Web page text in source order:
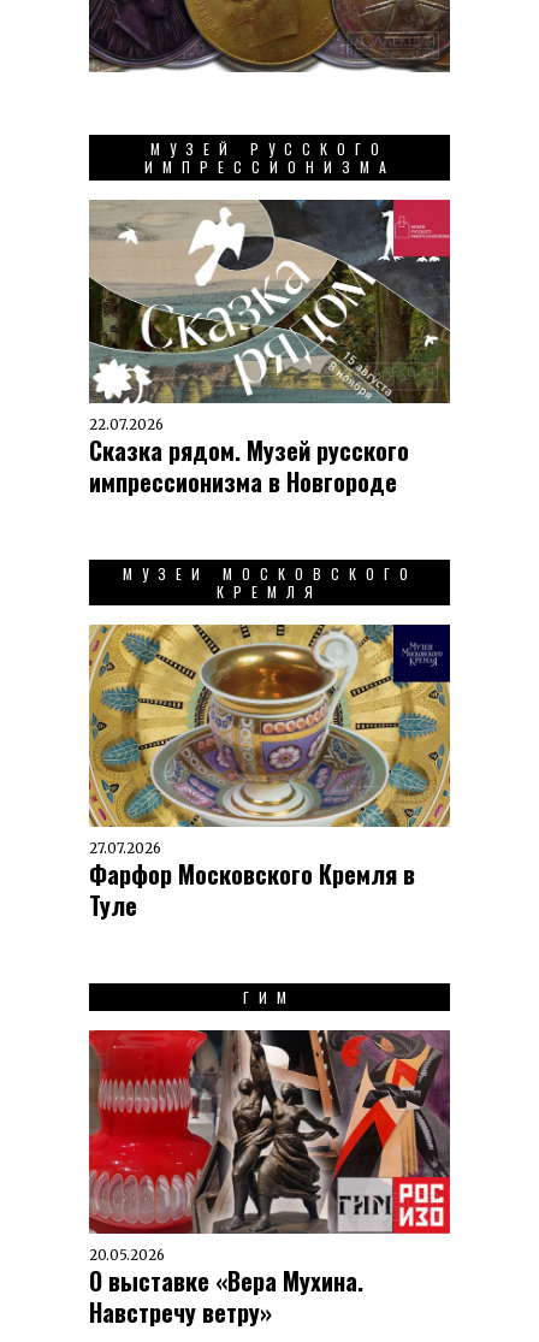
МУЗЕЙ РУССКОГО
ИМПРЕССИОНИЗМА
22.07.2026
Сказка рядом. Музей русского
импрессионизма в Новгороде
МУЗЕИ МОСКОВСКОГО
КРЕМЛЯ
27.07.2026
Фарфор Московского Кремля в
Туле
ГИМ
20.05.2026
О выставке «Вера Мухина.
Навстречу ветру»